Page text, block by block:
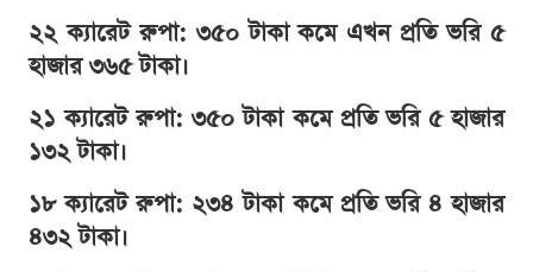
২২ ক্যারেট রুপা: ৩৫০ টাকা কমে এখন প্রতি ভরি ৫
হাজার ৩৬৫ টাকা।
২১ ক্যারেট রুপা: ৩৫০ টাকা কমে প্রতি ভরি ৫ হাজার
১৩২ টাকা।
১৮ ক্যারেট রুপা: ২৩৪ টাকা কমে প্রতি ভরি ৪ হাজার
৪৩২ টাকা।